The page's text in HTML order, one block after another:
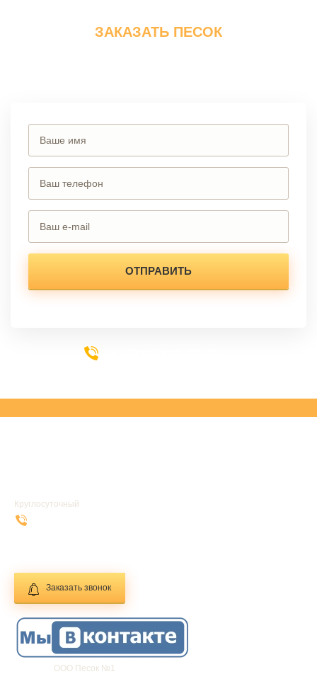
ЗАКАЗАТЬ ПЕСОК
Круглосуточный
Заказать звонок
ООО Песок №1